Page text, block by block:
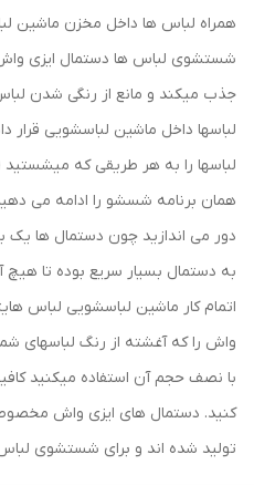
همراه لباس ها داخل مخزن ماشین
شستشوی لباس ها دستمال ایزی
جذب میکند و مانع از رنگی شدن
لباسها داخل ماشین لباسشویی قرار
لباسها را به هر طریقی که
همان برنامه شسشو را ادامه می
دور می اندازید چون دستمال ها
به دستمال بسیار سریع بوده تا هیچ
اتمام کار ماشین لباسشویی لباس
واش را که آغشته از رنگ لباسهای
با نصف حجم آن استفاده میکنید
کنید. دستمال های ایزی واش
تولید شده اند و برای شستشوی